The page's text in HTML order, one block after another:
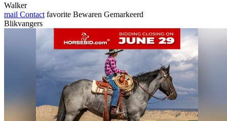
Walker
mail Contact favorite Bewaren Gemarkeerd
Blikvangers